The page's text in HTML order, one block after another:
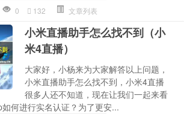
0 132 文章列表
小米直播助手怎么找不到（小
米4直播）
大家好，小杨来为大家解答以上问题，
小米直播助手怎么找不到，小米4直播
很多人还不知道，现在让我们一起来看
何进行实名认证？为了更安...